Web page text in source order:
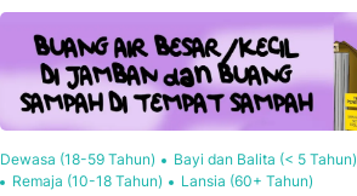
Dewasa (18-59 Tahun) Bayi dan Balita (< 5 Tahun)
Remaja (10-18 Tahun)
Lansia (60+ Tahun)